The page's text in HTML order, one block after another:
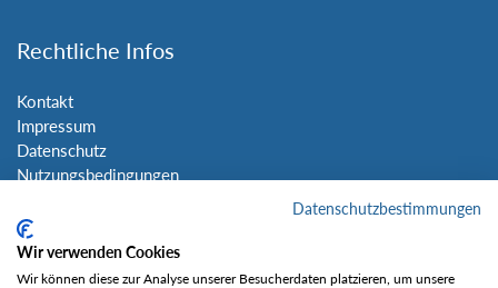
Rechtliche Infos
Kontakt
Impressum
Datenschutz
Nutzungsbedingungen
Social Media
Datenschutzbestimmungen
Wir verwenden Cookies
Wir können diese zur Analyse unserer Besucherdaten platzieren, um unsere